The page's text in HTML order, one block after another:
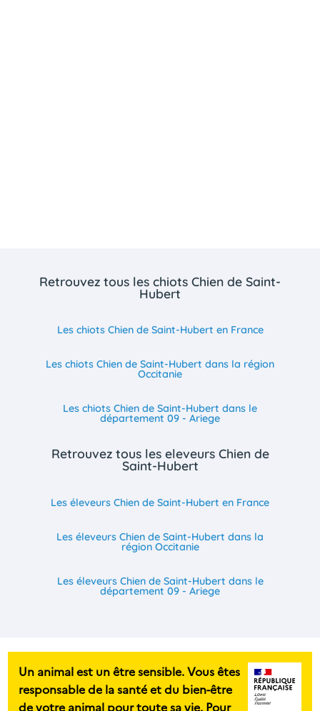
Retrouvez tous les chiots Chien de Saint-
Hubert
Les chiots Chien de Saint-Hubert en France
Les chiots Chien de Saint-Hubert dans la région
Occitanie
Les chiots Chien de Saint-Hubert dans le
département 09 - Ariege
Retrouvez tous les eleveurs Chien de
Saint-Hubert
Les éleveurs Chien de Saint-Hubert en France
Les éleveurs Chien de Saint-Hubert dans la
région Occitanie
Les éleveurs Chien de Saint-Hubert dans le
département 09 - Ariege
Un animal est un être sensible. Vous êtes
responsable de la santé et du bien-être
de votre animal pour toute sa vie. Pour